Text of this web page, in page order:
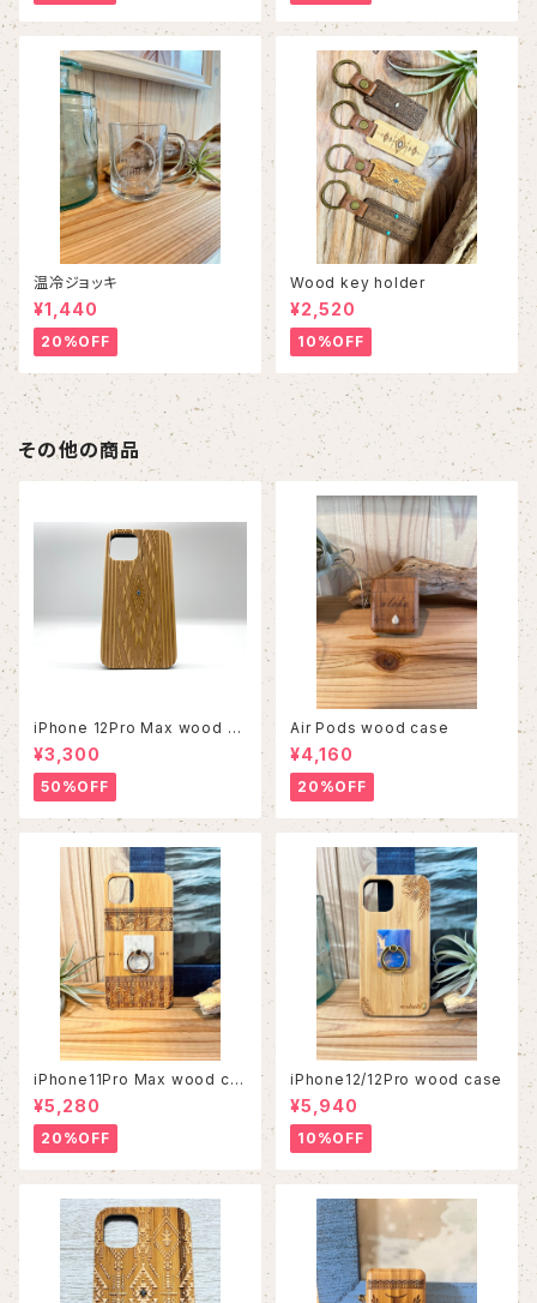
温冷ジョッキ
¥1,440
20%OFF
Wood key holder
¥2,520
10%OFF
その他の商品
iPhone 12Pro Max wood ca
se
¥3,300
50%OFF
Air Pods wood case
¥4,160
20%OFF
iPhone11Pro Max wood ca
se
¥5,280
20%OFF
iPhone12/12Pro wood case
¥5,940
10%OFF